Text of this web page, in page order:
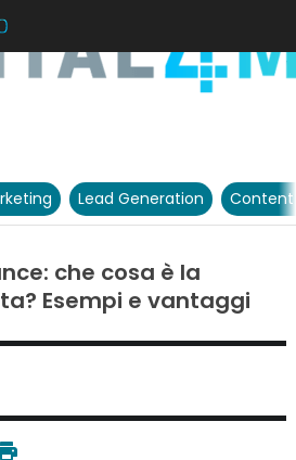
Lead Generation
che cosa è la
Esempi e vantaggi